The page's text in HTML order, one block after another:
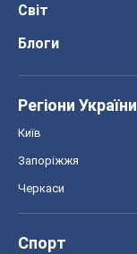
Світ
Блоги
Регіони України
Київ
Запоріжжя
Черкаси
Спорт